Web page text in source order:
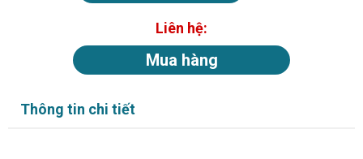
Liên hệ:
Mua hàng
Thông tin chi tiết